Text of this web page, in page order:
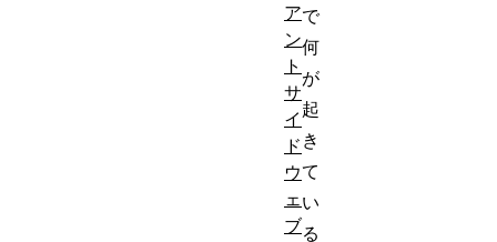
で
何
が
起
き
て
い
る
ア
ン
ト
サ
イ
ド
ウ
ェ
ブ